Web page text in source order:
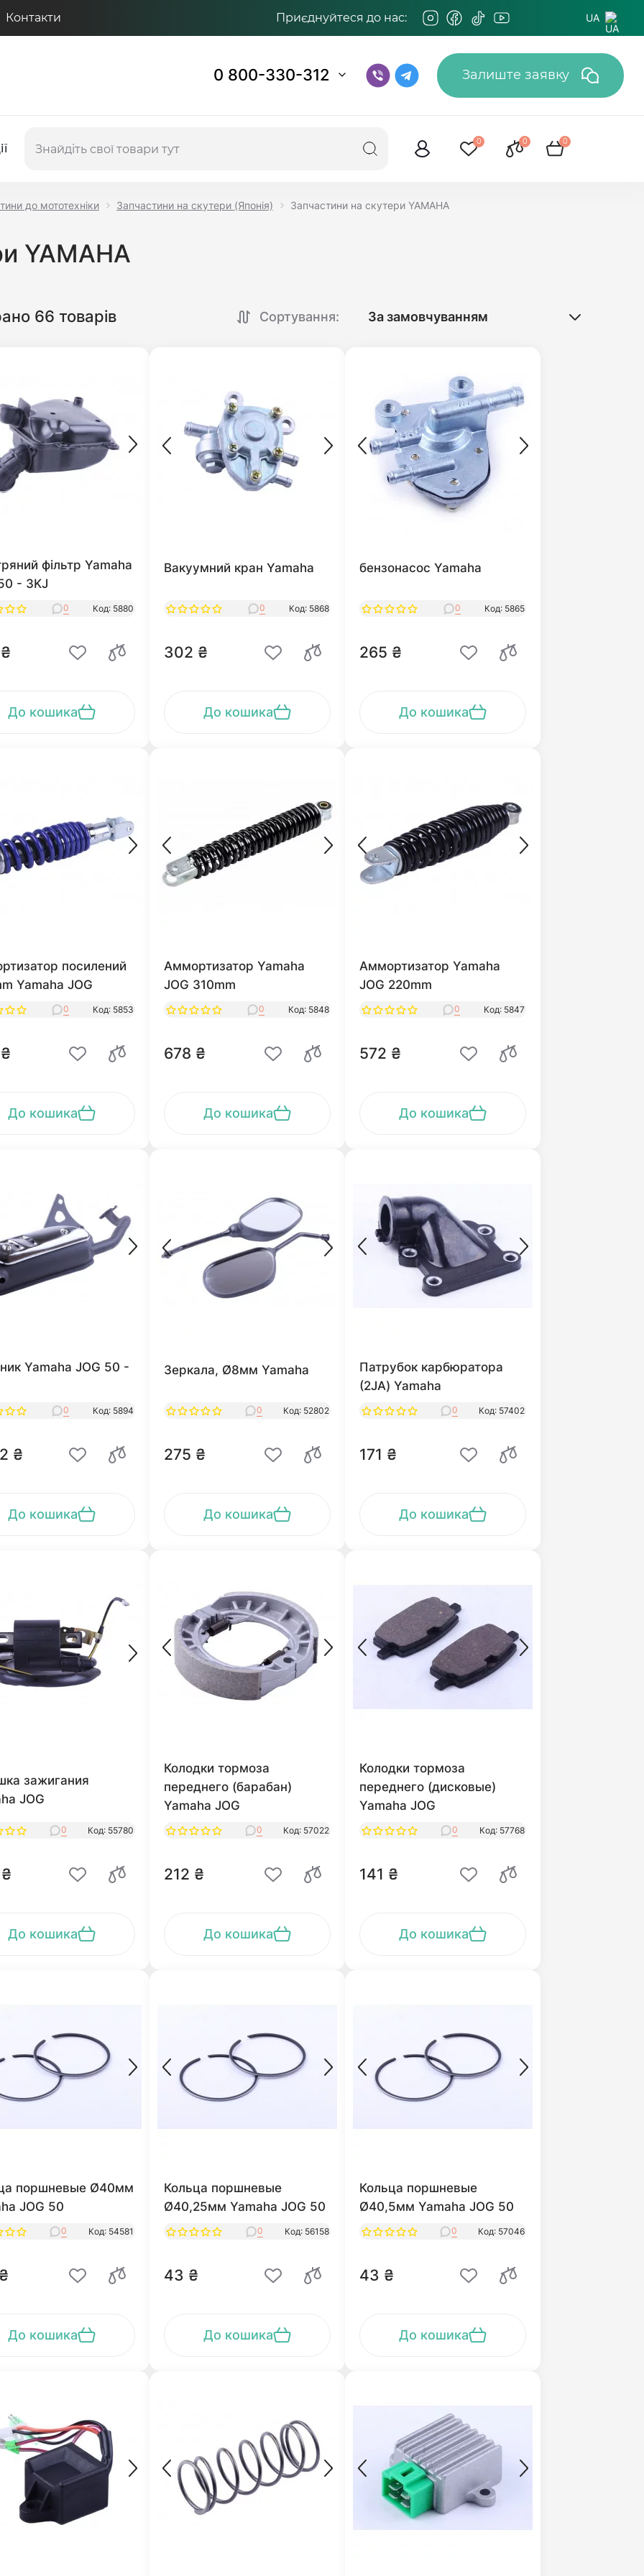
Контакти Приєднуйтеся до нас: UA
0 800-330-312 Залиште заявку
0 0 0
до мототехніки Запчастини на скутери (Японія) Запчастини на скутери YAMAHA
YAMAHA
66 товарів Сортування:
фільтр Yamaha
- 3KJ
0 Код: 5880
До кошика
Вакуумний кран Yamaha
0 Код: 5868
302 ₴
До кошика
бензонасос Yamaha
0 Код: 5865
265 ₴
До кошика
посилений
Yamaha JOG
0 Код: 5853
До кошика
Аммортизатор Yamaha
JOG 310mm
0 Код: 5848
678 ₴
До кошика
Аммортизатор Yamaha
JOG 220mm
0 Код: 5847
572 ₴
До кошика
Yamaha JOG 50 -
0 Код: 5894
₴
До кошика
Зеркала, Ø8мм Yamaha
0 Код: 52802
275 ₴
До кошика
Патрубок карбюратора
(2JA) Yamaha
0 Код: 57402
171 ₴
До кошика
зажигания
JOG
0 Код: 55780
До кошика
Колодки тормоза
переднего (барабан)
Yamaha JOG
0 Код: 57022
212 ₴
До кошика
Колодки тормоза
переднего (дисковые)
Yamaha JOG
0 Код: 57768
141 ₴
До кошика
поршневые Ø40мм
JOG 50
0 Код: 54581
До кошика
Кольца поршневые
Ø40,25мм Yamaha JOG 50
0 Код: 56158
43 ₴
До кошика
Кольца поршневые
Ø40,5мм Yamaha JOG 50
0 Код: 57046
43 ₴
До кошика